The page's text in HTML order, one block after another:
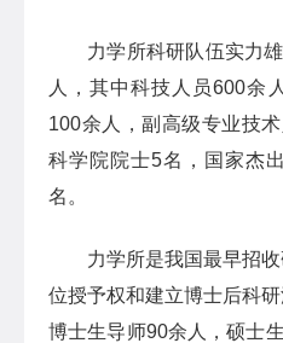
力学所科研队伍实力
人，其中科技人员600余
100余人，副高级专业技
科学院院士5名，国家杰
名。
力学所是我国最早招收
位授予权和建立博士后科
博士生导师90余人，硕士